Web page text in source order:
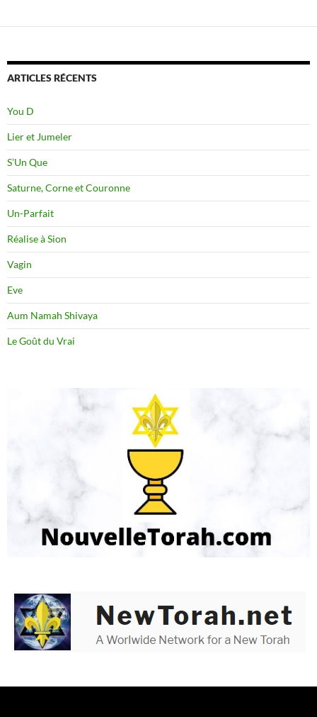
ARTICLES RÉCENTS
You D
Lier et Jumeler
S’Un Que
Saturne, Corne et Couronne
Un-Parfait
Réalise à Sion
Vagin
Eve
Aum Namah Shivaya
Le Goût du Vrai